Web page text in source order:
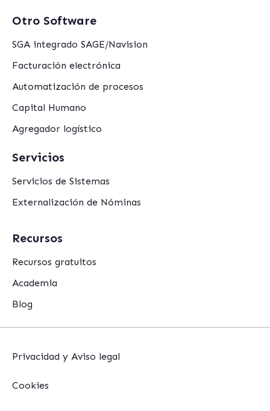
Otro Software
SGA integrado SAGE/Navision
Facturación electrónica
Automatización de procesos
Capital Humano
Agregador logístico
Servicios
Servicios de Sistemas
Externalización de Nóminas
Recursos
Recursos gratuitos
Academia
Blog
Privacidad y Aviso legal
Cookies